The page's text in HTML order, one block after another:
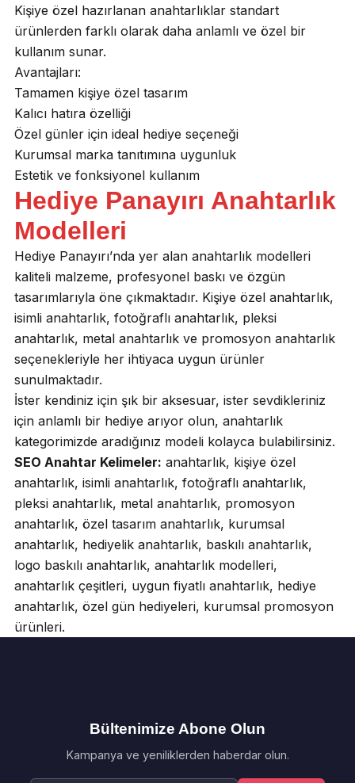
Kişiye özel hazırlanan anahtarlıklar standart
ürünlerden farklı olarak daha anlamlı ve özel bir
kullanım sunar.
Avantajları:
Tamamen kişiye özel tasarım
Kalıcı hatıra özelliği
Özel günler için ideal hediye seçeneği
Kurumsal marka tanıtımına uygunluk
Estetik ve fonksiyonel kullanım
Hediye Panayırı Anahtarlık
Modelleri
Hediye Panayırı’nda yer alan anahtarlık modelleri
kaliteli malzeme, profesyonel baskı ve özgün
tasarımlarıyla öne çıkmaktadır. Kişiye özel anahtarlık,
isimli anahtarlık, fotoğraflı anahtarlık, pleksi
anahtarlık, metal anahtarlık ve promosyon anahtarlık
seçenekleriyle her ihtiyaca uygun ürünler
sunulmaktadır.
İster kendiniz için şık bir aksesuar, ister sevdikleriniz
için anlamlı bir hediye arıyor olun, anahtarlık
kategorimizde aradığınız modeli kolayca bulabilirsiniz.
SEO Anahtar Kelimeler: anahtarlık, kişiye özel
anahtarlık, isimli anahtarlık, fotoğraflı anahtarlık,
pleksi anahtarlık, metal anahtarlık, promosyon
anahtarlık, özel tasarım anahtarlık, kurumsal
anahtarlık, hediyelik anahtarlık, baskılı anahtarlık,
logo baskılı anahtarlık, anahtarlık modelleri,
anahtarlık çeşitleri, uygun fiyatlı anahtarlık, hediye
anahtarlık, özel gün hediyeleri, kurumsal promosyon
ürünleri.
Bültenimize Abone Olun
Kampanya ve yeniliklerden haberdar olun.